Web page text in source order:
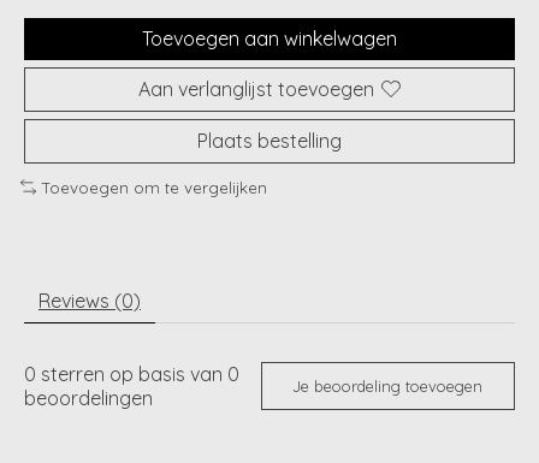
Toevoegen aan winkelwagen
Aan verlanglijst toevoegen
Plaats bestelling
Toevoegen om te vergelijken
Reviews (0)
0 sterren op basis van 0
beoordelingen
Je beoordeling toevoegen